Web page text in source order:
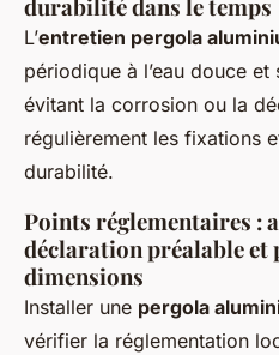
durabilité dans le temps
L’entretien pergola
périodique à l’eau douce
évitant la corrosion ou la
régulièrement les fixations
durabilité.
Points réglementaires :
déclaration préalable et
dimensions
Installer une pergola
vérifier la réglementation